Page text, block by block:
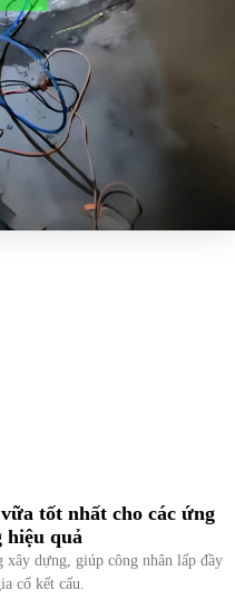
tốt nhất cho các ứng
hiệu quả
dựng, giúp công nhân lấp đầy
cố kết cấu.